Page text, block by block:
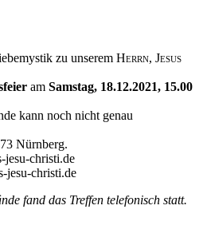
zu unserem Herrn, Jesus
am Samstag, 18.12.2021, 15.00
kann noch nicht genau
Nürnberg.
christi.de
jesu-christi.de
fand das Treffen telefonisch statt.